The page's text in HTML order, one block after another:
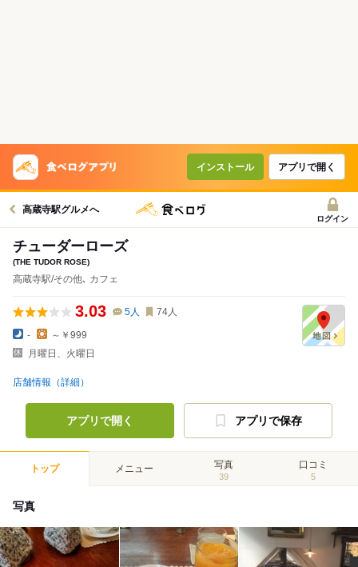
インストール アプリで開く
高蔵寺駅グルメへ
ログイン
チューダーローズ
(THE TUDOR ROSE)
高蔵寺駅/その他､ カフェ
3.03 5人 74人
-
～￥999
月曜日、火曜日
店舗情報（詳細）
アプリで開く アプリで保存
トップ メニュー 写真
39
口コミ
5
写真